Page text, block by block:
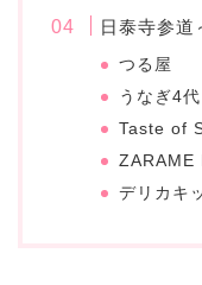
日泰寺参道
つる屋
うなぎ4
Taste of
ZARAME
デリカキ